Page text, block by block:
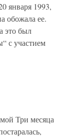
января 1993,
обожала ее.
это был
с участием
Три месяца